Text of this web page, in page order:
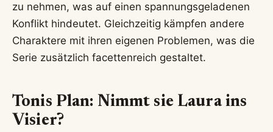
zu nehmen, was auf einen spannungsgeladenen
Konflikt hindeutet. Gleichzeitig kämpfen andere
Charaktere mit ihren eigenen Problemen, was die
Serie zusätzlich facettenreich gestaltet.
Tonis Plan: Nimmt sie Laura ins
Visier?